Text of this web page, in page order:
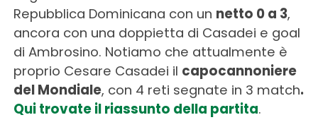
Repubblica Dominicana con un netto 0 a 3,
ancora con una doppietta di Casadei e goal
di Ambrosino. Notiamo che attualmente è
proprio Cesare Casadei il capocannoniere
del Mondiale, con 4 reti segnate in 3 match.
Qui trovate il riassunto della partita.